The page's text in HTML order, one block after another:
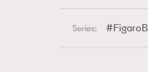
Art
Series: